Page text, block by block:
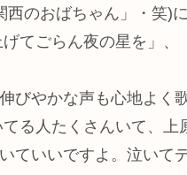
のおばちゃん」・笑)
てごらん夜の星を」
びやかな声も心地よく
る人たくさんいて、
ていいですよ。泣いて